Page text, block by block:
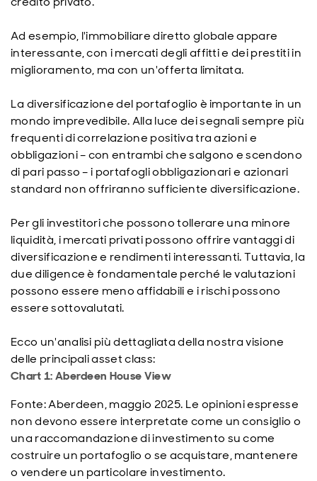
Ad esempio, l'immobiliare diretto globale appare
interessante, con i mercati degli affitti e dei prestiti in
miglioramento, ma con un'offerta limitata.
La diversificazione del portafoglio è importante in un
mondo imprevedibile. Alla luce dei segnali sempre più
frequenti di correlazione positiva tra azioni e
obbligazioni – con entrambi che salgono e scendono
di pari passo – i portafogli obbligazionari e azionari
standard non offriranno sufficiente diversificazione.
Per gli investitori che possono tollerare una minore
liquidità, i mercati privati possono offrire vantaggi di
diversificazione e rendimenti interessanti. Tuttavia, la
due diligence è fondamentale perché le valutazioni
possono essere meno affidabili e i rischi possono
essere sottovalutati.
Ecco un'analisi più dettagliata della nostra visione
delle principali asset class:
Chart 1: Aberdeen House View
Fonte: Aberdeen, maggio 2025. Le opinioni espresse
non devono essere interpretate come un consiglio o
una raccomandazione di investimento su come
costruire un portafoglio o se acquistare, mantenere
o vendere un particolare investimento.